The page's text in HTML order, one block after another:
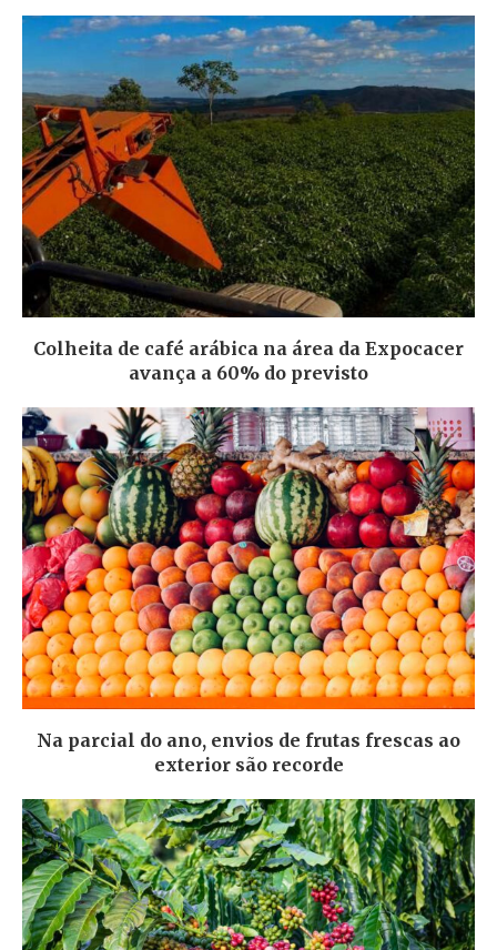
Colheita de café arábica na área da Expocacer
avança a 60% do previsto
Na parcial do ano, envios de frutas frescas ao
exterior são recorde